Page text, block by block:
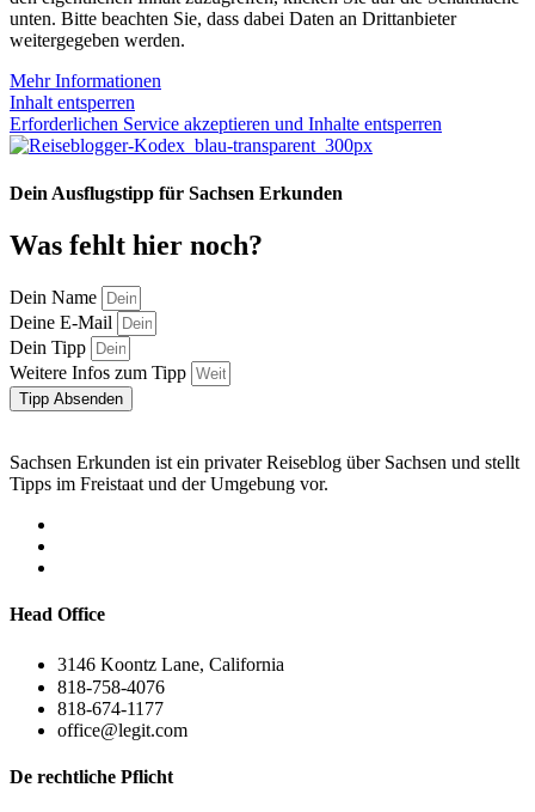
unten. Bitte beachten Sie, dass dabei Daten an Drittanbieter
weitergegeben werden.
Mehr Informationen
Inhalt entsperren
Erforderlichen Service akzeptieren und Inhalte entsperren
Dein Ausflugstipp für Sachsen Erkunden
Was fehlt hier noch?
Dein Name
Deine E-Mail
Dein Tipp
Weitere Infos zum Tipp
Tipp Absenden
Sachsen Erkunden ist ein privater Reiseblog über Sachsen und stellt
Tipps im Freistaat und der Umgebung vor.
Head Office
3146 Koontz Lane, California
818-758-4076
818-674-1177
office@legit.com
De rechtliche Pflicht